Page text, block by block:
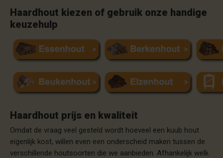
Haardhout kiezen of gebruik onze handige
keuzehulp
Haardhout prijs en kwaliteit
Omdat de vraag veel gesteld wordt hoeveel een kuub hout
eigenlijk kost, willen even een onderscheid maken tussen de
verschillende houtsoorten die we aanbieden. Afhankelijk welk